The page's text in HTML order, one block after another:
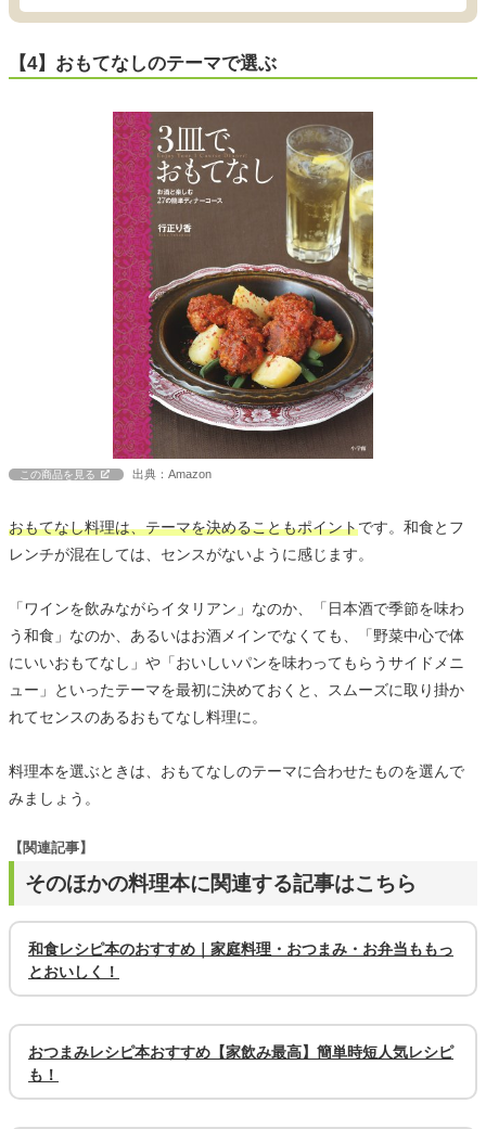
【4】おもてなしのテーマで選ぶ
この商品を見る 出典：Amazon
おもてなし料理は、テーマを決めることもポイントです。和食とフ
レンチが混在しては、センスがないように感じます。
「ワインを飲みながらイタリアン」なのか、「日本酒で季節を味わ
う和食」なのか、あるいはお酒メインでなくても、「野菜中心で体
にいいおもてなし」や「おいしいパンを味わってもらうサイドメニ
ュー」といったテーマを最初に決めておくと、スムーズに取り掛か
れてセンスのあるおもてなし料理に。
料理本を選ぶときは、おもてなしのテーマに合わせたものを選んで
みましょう。
そのほかの料理本に関連する記事はこちら
【関連記事】
和食レシピ本のおすすめ｜家庭料理・おつまみ・お弁当ももっ
とおいしく！
おつまみレシピ本おすすめ【家飲み最高】簡単時短人気レシピ
も！